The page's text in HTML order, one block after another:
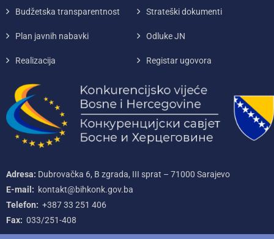
Budžetska transparentnost Strateški dokumenti
Plan javnih nabavki Odluke JN
Realizacija Registar ugovora
Adresa: Dubrovačka 6, B zgrada, III sprat – 71000‌ Sarajevo
E-mail: kontakt@bihkonk.gov.ba
Telefon: +387‌ 33‌ 251‌ 406
Fax: 033/251-408